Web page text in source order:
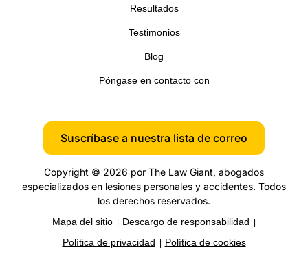
Resultados
Testimonios
Blog
Póngase en contacto con
Suscríbase a nuestra lista de correo
Copyright © 2026 por The Law Giant, abogados
especializados en lesiones personales y accidentes. Todos
los derechos reservados.
Mapa del sitio
Descargo de responsabilidad
Política de privacidad
Política de cookies